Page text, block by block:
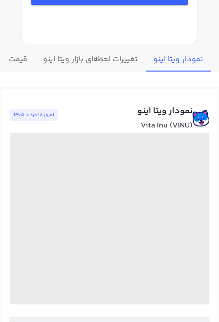
نمودار ویتا اینو تغییرات لحظه‌ای بازار ویتا اینو قیمت
نمودار ویتا اینو
Vita Inu (VINU)
امروز ١٨ مرداد ١٤٠٥